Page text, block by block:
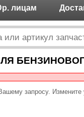
лицам
запросу. Измените